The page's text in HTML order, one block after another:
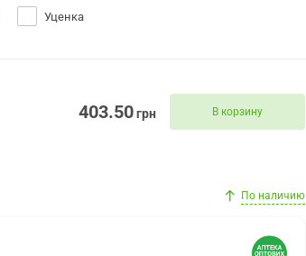
Уценка
403.50грн В корзину
По наличию